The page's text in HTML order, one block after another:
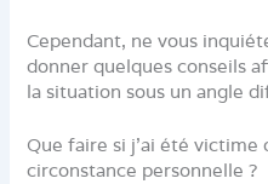
Cependant, ne vous
donner quelques conseils
la situation sous un angle
Que faire si j’ai été victime
circonstance personnelle ?